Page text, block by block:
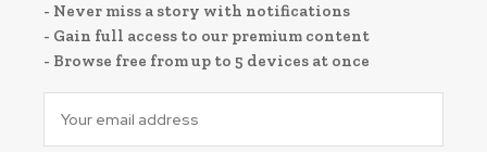
- Never miss a story with notifications
- Gain full access to our premium content
- Browse free from up to 5 devices at once